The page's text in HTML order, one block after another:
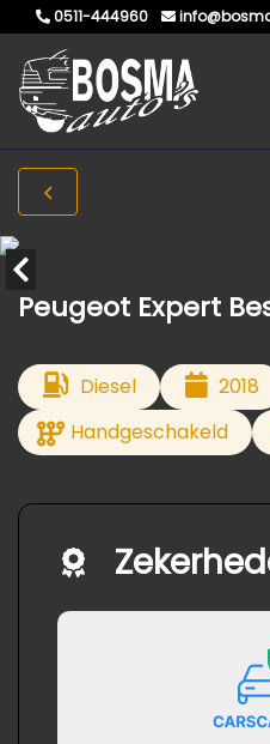
0511-444960
Peugeot Expert
Diesel
2018
Handgeschakeld